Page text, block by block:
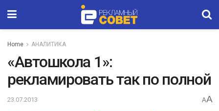
Home АНАЛИТИКА
«Автошкола 1»:
рекламировать так по полной
23.07.2013 AA